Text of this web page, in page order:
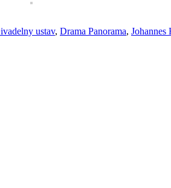
ustav, Drama Panorama, Johannes